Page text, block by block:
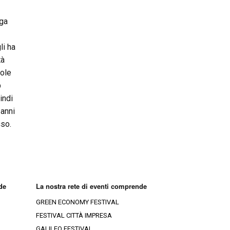
ha
La nostra rete di eventi comprende
GREEN ECONOMY FESTIVAL
FESTIVAL CITTÀ IMPRESA